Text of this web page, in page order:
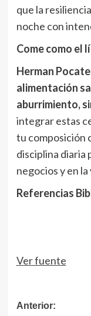
que la
noche con
Come como el
Herman
alimentación
aburrimiento,
integrar estas
tu composición
disciplina diaria
negocios y en
Referencias
entradas
Ver fuente
Anterior: